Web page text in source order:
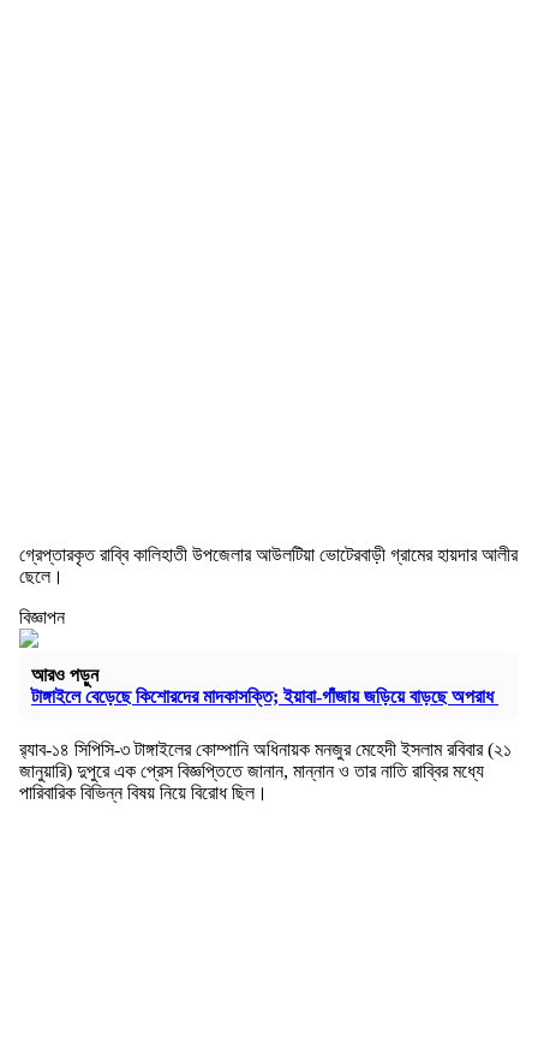
গ্রেপ্তারকৃত রাব্বি কালিহাতী উপজেলার আউলটিয়া ভোটেরবাড়ী গ্রামের হায়দার আলীর
ছেলে।
বিজ্ঞাপন
আরও পড়ুন
টাঙ্গাইলে বেড়েছে কিশোরদের মাদকাসক্তি; ইয়াবা-গাঁজায় জড়িয়ে বাড়ছে অপরাধ
র‍্যাব-১৪ সিপিসি-৩ টাঙ্গাইলের কোম্পানি অধিনায়ক মনজুর মেহেদী ইসলাম রবিবার (২১
জানুয়ারি) দুপুরে এক প্রেস বিজ্ঞপ্তিতে জানান, মান্নান ও তার নাতি রাব্বির মধ্যে
পারিবারিক বিভিন্ন বিষয় নিয়ে বিরোধ ছিল।